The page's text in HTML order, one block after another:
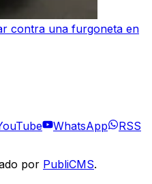
contra una furgoneta en
WhatsApp RSS
por PubliCMS.